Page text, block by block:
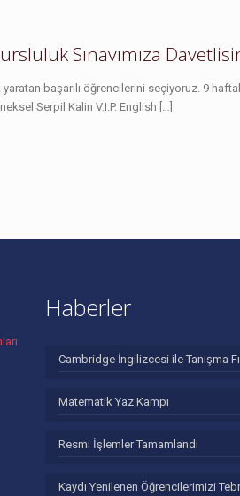
Sınavımıza
yaratan başarılı öğrencilerini seçiyoruz. 9
Serpil Kalin V.I.P. English […]
Haberler
Cambridge İngilizcesi ile Tanışma
Matematik Yaz Kampı
Resmi İşlemler Tamamlandı
Kaydı Yenilenen Öğrencilerimizi